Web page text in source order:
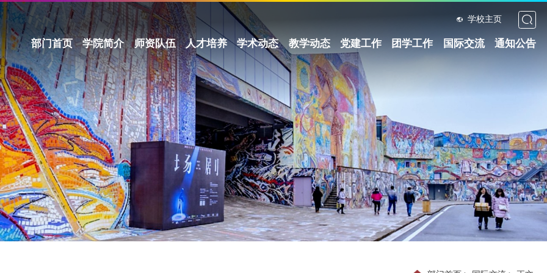
学校主页
部门首页 学院简介 师资队伍 人才培养 学术动态 教学动态 党建工作 团学工作 国际交流 通知公告